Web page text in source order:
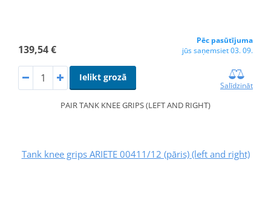
139,54 €
Pēc pasūtījuma
jūs saņemsiet 03. 09.
Ielikt grozā
Salīdzināt
PAIR TANK KNEE GRIPS (LEFT AND RIGHT)
Tank knee grips ARIETE 00411/12 (pāris) (left and right)